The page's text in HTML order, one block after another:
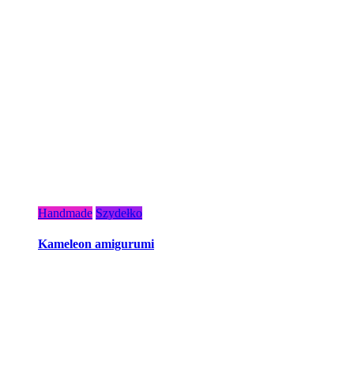
Handmade Szydełko
Kameleon amigurumi